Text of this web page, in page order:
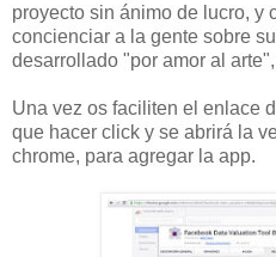
proyecto sin ánimo de lucro, y
concienciar a la gente sobre
desarrollado "por amor al
Una vez os faciliten el enlace
que hacer click y se abrirá la
chrome, para agregar la app.